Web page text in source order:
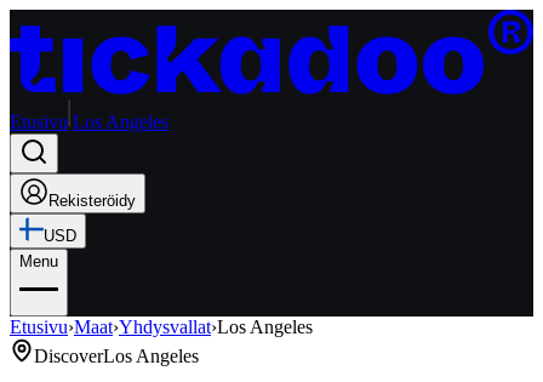
Etusivu Los Angeles
Rekisteröidy
USD
Menu
Etusivu›Maat›Yhdysvallat›Los Angeles
DiscoverLos Angeles